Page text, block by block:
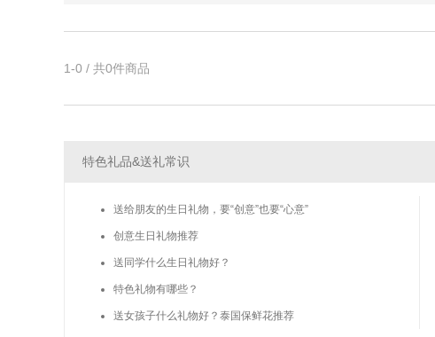
1-0 / 共0件商品
特色礼品&送礼常识
送给朋友的生日礼物，要“创意”也要“心意”
创意生日礼物推荐
送同学什么生日礼物好？
特色礼物有哪些？
送女孩子什么礼物好？泰国保鲜花推荐